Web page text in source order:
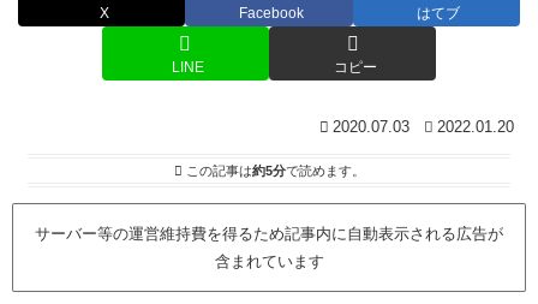
X Facebook はてブ
LINE コピー
2020.07.03 2022.01.20
この記事は約5分で読めます。
サーバー等の運営維持費を得るため記事内に自動表示される広告が
含まれています